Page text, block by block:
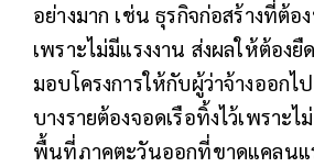
อย่างมาก เช่น ธุรกิจก่อสร้างที่ต้
เพราะไม่มีแรงงาน ส่งผลให้ต้องยื
มอบโครงการให้กับผู้ว่าจ้างออกไ
บางรายต้องจอดเรือทิ้งไว้เพราะไ
พื้นที่ภาคตะวันออกที่ขาดแคลนแ